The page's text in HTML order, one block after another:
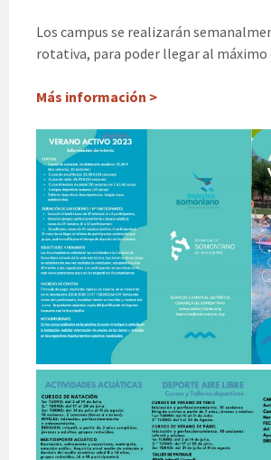
Los campus se realizarán
rotativa, para poder llegar al máximo
Más información >